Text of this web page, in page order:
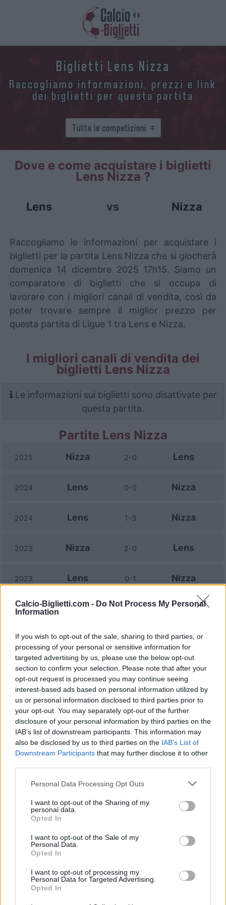
Calcio-Biglietti.com - Do Not Process My Personal
Information
If you wish to opt-out of the sale, sharing to third parties, or
processing of your personal or sensitive information for
targeted advertising by us, please use the below opt-out
section to confirm your selection. Please note that after your
opt-out request is processed you may continue seeing
interest-based ads based on personal information utilized by
us or personal information disclosed to third parties prior to
your opt-out. You may separately opt-out of the further
disclosure of your personal information by third parties on the
IAB’s list of downstream participants. This information may
also be disclosed by us to third parties on the IAB’s List of
Downstream Participants that may further disclose it to other
Personal Data Processing Opt Outs
I want to opt-out of the Sharing of my
personal data.
Opted In
I want to opt-out of the Sale of my
Personal Data.
Opted In
I want to opt-out of processing my
Personal Data for Targeted Advertising.
Opted In
Biglietti Lens Nizza
Raccogliamo informazioni, prezzi e link
dei biglietti per questa partita
Dove e come acquistare i biglietti
Lens Nizza ?
Lens vs Nizza
Raccogliamo le informazioni per acquistare i
biglietti per la partita Lens Nizza che si giocherà
domenica 14 dicembre 2025 17h15. Siamo un
comparatore di biglietti che si occupa di
lavorare con i migliori canali di vendita, così da
poter trovare sempre il miglior prezzo per
questa partita di Ligue 1 tra Lens e Nizza.
I migliori canali di vendita dei
biglietti Lens Nizza
Le informazioni sui biglietti sono disattivate per
questa partita.
Partite Lens Nizza
2025 Nizza 2-0 Lens
2024 Lens 0-0 Nizza
2024 Lens 1-3 Nizza
2023 Nizza 2-0 Lens
2023 Lens 0-1 Nizza
2022 Nizza 0-0 Lens
2022 Lens 3-0 Nizza
2021 Nizza 2-1 Lens
2021 Lens 0-1 Nizza
2020 Nizza 2-1 Lens
Prossime partite Lens
Paris SG 16/08
Lens
Strasburgo Lens
Lens 05/09 Lorient